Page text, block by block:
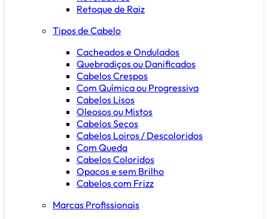
Retoque de Raiz
Tipos de Cabelo
Cacheados e Ondulados
Quebradiços ou Danificados
Cabelos Crespos
Com Química ou Progressiva
Cabelos Lisos
Oleosos ou Mistos
Cabelos Secos
Cabelos Loiros / Descoloridos
Com Queda
Cabelos Coloridos
Opacos e sem Brilho
Cabelos com Frizz
Marcas Profissionais